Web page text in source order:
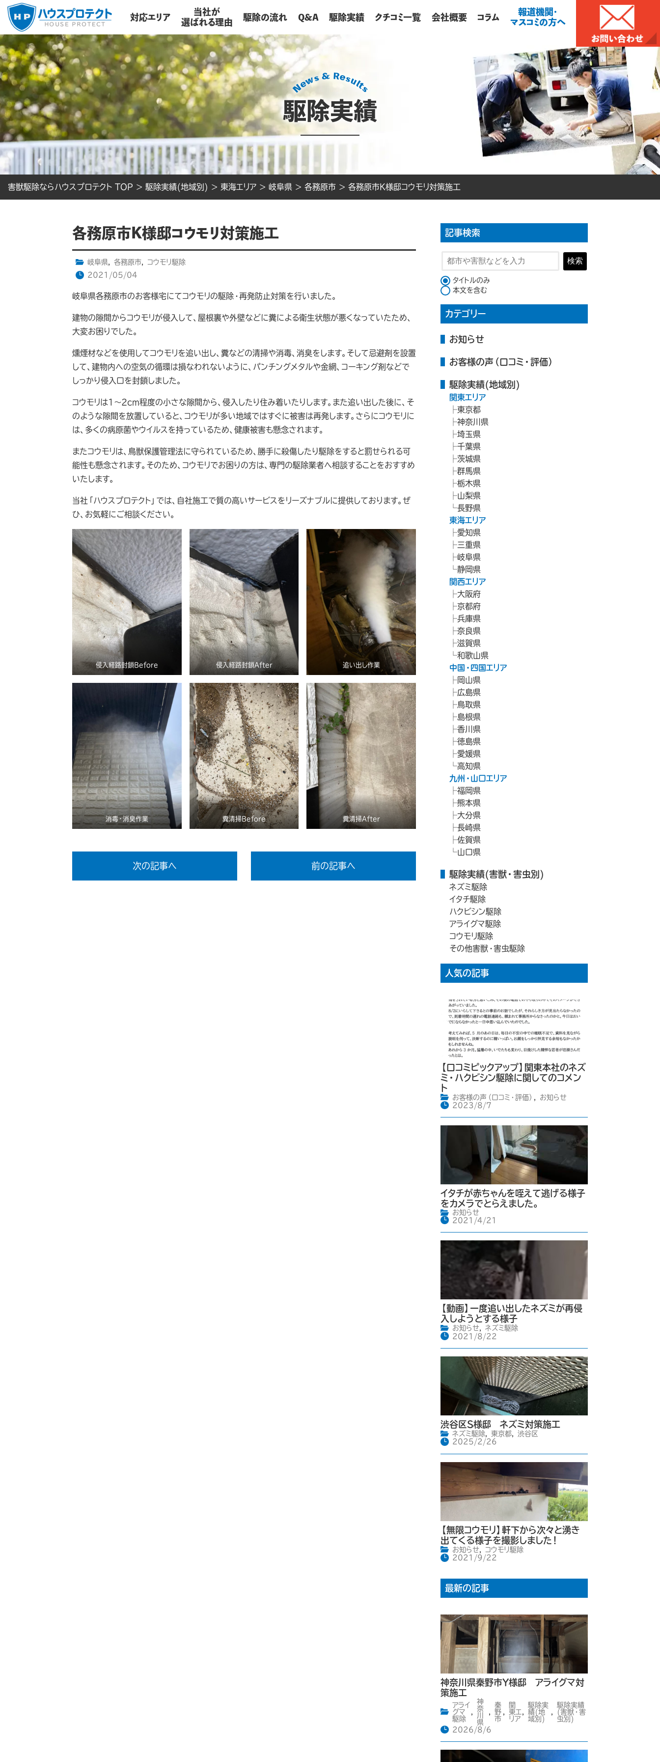
対応エリア
当社が
選ばれる理由
駆除の流れ Q&A 駆除実績 クチコミ一覧 会社概要 コラム
報道機関・
マスコミの方へ
駆除実績
害獣駆除ならハウスプロテクト TOP > 駆除実績(地域別) > 東海エリア > 岐阜県 > 各務原市 > 各務原市K様邸コウモリ対策施工
各務原市K様邸コウモリ対策施工
岐阜県, 各務原市,
コウモリ駆除
2021/05/04
岐阜県各務原市のお客様宅にてコウモリの駆除・再発防止対策を行いました。
建物の隙間からコウモリが侵入して、屋根裏や外壁などに糞による衛生状態が悪くなっていたため、
大変お困りでした。
燻煙材などを使用してコウモリを追い出し、糞などの清掃や消毒、消臭をします。そして忌避剤を設置
して、建物内への空気の循環は損なわれないように、パンチングメタルや金網、コーキング剤などで
しっかり侵入口を封鎖しました。
コウモリは1～2cm程度の小さな隙間から、侵入したり住み着いたりします。また追い出した後に、そ
のような隙間を放置していると、コウモリが多い地域ではすぐに被害は再発します。さらにコウモリに
は、多くの病原菌やウイルスを持っているため、健康被害も懸念されます。
またコウモリは、鳥獣保護管理法に守られているため、勝手に殺傷したり駆除をすると罰せられる可
能性も懸念されます。そのため、コウモリでお困りの方は、専門の駆除業者へ相談することをおすすめ
いたします。
当社「ハウスプロテクト」では、自社施工で質の高いサービスをリーズナブルに提供しております。ぜ
ひ、お気軽にご相談ください。
侵入経路封鎖Before 侵入経路封鎖After 追い出し作業
消毒・消臭作業 糞清掃Before 糞清掃After
次の記事へ 前の記事へ
記事検索
検索
検索対象
タイトルのみ
本文を含む
カテゴリー
お知らせ
お客様の声（口コミ・評価）
駆除実績(地域別)
関東エリア
東京都
神奈川県
埼玉県
千葉県
茨城県
群馬県
栃木県
山梨県
長野県
東海エリア
愛知県
三重県
岐阜県
静岡県
関西エリア
大阪府
京都府
兵庫県
奈良県
滋賀県
和歌山県
中国・四国エリア
岡山県
広島県
鳥取県
島根県
香川県
徳島県
愛媛県
高知県
九州・山口エリア
福岡県
熊本県
大分県
長崎県
佐賀県
山口県
駆除実績(害獣・害虫別)
ネズミ駆除
イタチ駆除
ハクビシン駆除
アライグマ駆除
コウモリ駆除
その他害獣・害虫駆除
人気の記事
【口コミピックアップ】関東本社のネズ
ミ・ハクビシン駆除に関してのコメン
ト
お客様の声（口コミ・評価）
お知らせ
2023/8/7
イタチが赤ちゃんを咥えて逃げる様子
をカメラでとらえました。
お知らせ
2021/4/21
【動画】一度追い出したネズミが再侵
入しようとする様子
お知らせ,
ネズミ駆除
2021/8/22
渋谷区S様邸 ネズミ対策施工
ネズミ駆除, 東京都,
渋谷区
2025/2/26
【無限コウモリ】軒下から次々と湧き
出てくる様子を撮影しました！
お知らせ,
コウモリ駆除
2021/9/22
最新の記事
神奈川県秦野市Y様邸 アライグマ対
策施工
アライ
グマ
駆除
神
奈
川
県
秦
野
市
関
東エ
リア
駆除実
績(地
域別)
駆除実績
(害獣・害
虫別)
2026/8/6